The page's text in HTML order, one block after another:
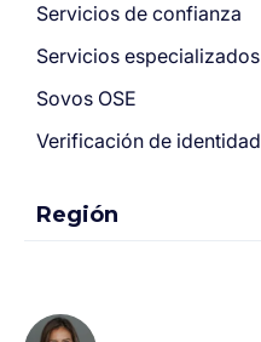
Servicios de confianza
Servicios especializados
Sovos OSE
Verificación de identidad
Región